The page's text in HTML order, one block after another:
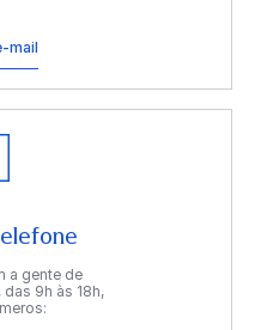
mail
a gente de
9h às 18h,